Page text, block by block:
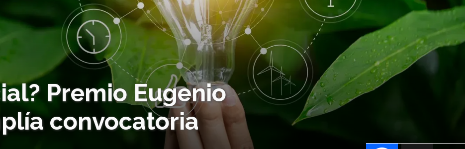
Premio Eugenio
convocatoria
X
Facebook